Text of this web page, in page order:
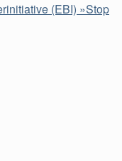
(EBI) »Stop